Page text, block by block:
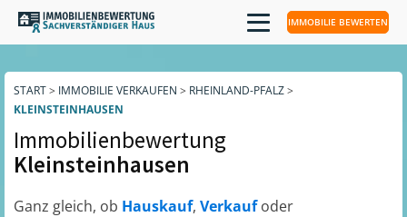
IMMOBILIE BEWERTEN
START> IMMOBILIE VERKAUFEN > RHEINLAND-PFALZ>
KLEINSTEINHAUSEN
Immobilienbewertung
Kleinsteinhausen
Ganz gleich, ob Hauskauf, Verkaufoder